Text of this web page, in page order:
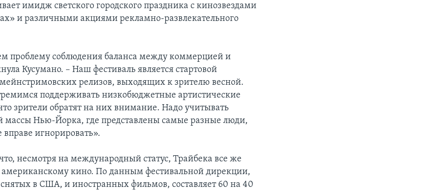
имидж светского городского праздника с кинозвездами
и различными акциями рекламно-развлекательного
проблему соблюдения баланса между коммерцией и
Кусумано. – Наш фестиваль является стартовой
релизов, выходящих к зрителю весной.
поддерживать низкобюджетные артистические
зрители обратят на них внимание. Надо учитывать
массы Нью-Йорка, где представлены самые разные люди,
игнорировать».
несмотря на международный статус, Трайбека все же
американскому кино. По данным фестивальной дирекции,
в США, и иностранных фильмов, составляет 60 на 40